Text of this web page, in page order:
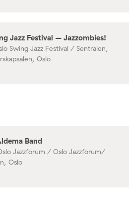
Jazz Festival – Jazzombies!
Swing Jazz Festival / Sentralen,
Oslo
Band
Jazzforum / Oslo Jazzforum/
Oslo